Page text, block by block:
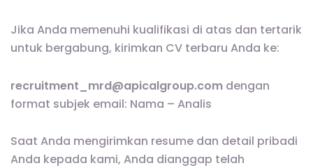
Jika Anda memenuhi kualifikasi di atas dan tertarik
untuk bergabung, kirimkan CV terbaru Anda ke:
recruitment_mrd@apicalgroup.com dengan
format subjek email: Nama – Analis
Saat Anda mengirimkan resume dan detail pribadi
Anda kepada kami, Anda dianggap telah